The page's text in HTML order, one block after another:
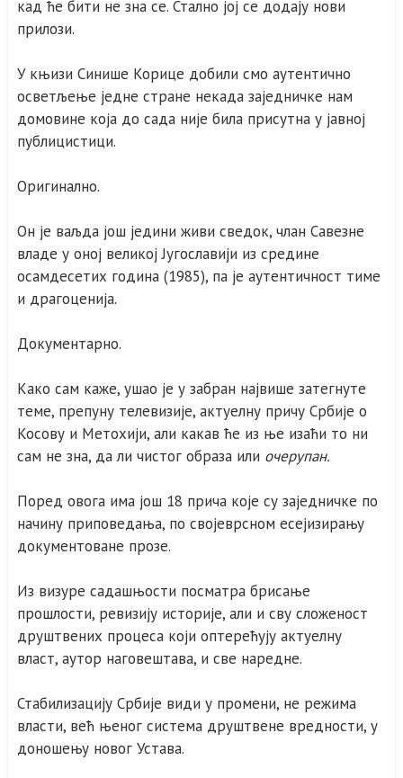
кад ће бити не зна се. Стално јој се додају нови
прилози.
У књизи Синише Корице добили смо аутентично
осветљење једне стране некада заједничке нам
домовине која до сада није била присутна у јавној
публицистици.
Оригинално.
Он је ваљда још једини живи сведок, члан Савезне
владе у оној великој Југославији из средине
осамдесетих година (1985), па је аутентичност тиме
и драгоценија.
Документарно.
Како сам каже, ушао је у забран највише затегнуте
теме, препуну телевизије, актуелну причу Србије о
Косову и Метохији, али какав ће из ње изаћи то ни
сам не зна, да ли чистог образа или очерупан.
Поред овога има још 18 прича које су заједничке по
начину приповедања, по својеврсном есејизирању
документоване прозе.
Из визуре садашњости посматра брисање
прошлости, ревизију историје, али и сву сложеност
друштвених процеса који оптерећују актуелну
власт, аутор наговештава, и све наредне.
Стабилизацију Србије види у промени, не режима
власти, већ њеног система друштвене вредности, у
доношењу новог Устава.